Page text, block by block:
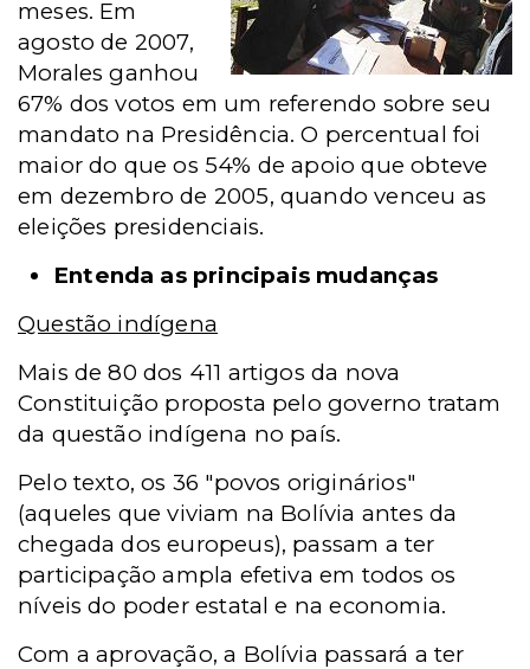
meses. Em
agosto de 2007,
Morales ganhou
67% dos votos em um referendo sobre seu
mandato na Presidência. O percentual foi
maior do que os 54% de apoio que obteve
em dezembro de 2005, quando venceu as
eleições presidenciais.
Entenda as principais mudanças
Questão indígena
Mais de 80 dos 411 artigos da nova
Constituição proposta pelo governo tratam
da questão indígena no país.
Pelo texto, os 36 "povos originários"
(aqueles que viviam na Bolívia antes da
chegada dos europeus), passam a ter
participação ampla efetiva em todos os
níveis do poder estatal e na economia.
Com a aprovação, a Bolívia passará a ter